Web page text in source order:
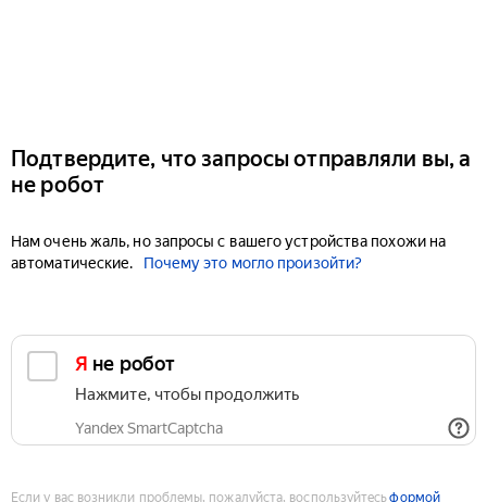
Подтвердите, что запросы отправляли вы, а
не робот
Нам очень жаль, но запросы с вашего устройства похожи на
автоматические.
Почему это могло произойти?
Я не робот
Нажмите, чтобы продолжить
Yandex SmartCaptcha
Если у вас возникли проблемы, пожалуйста, воспользуйтесьформой